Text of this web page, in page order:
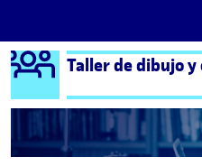
Saltar al contenido
Logo Ágora